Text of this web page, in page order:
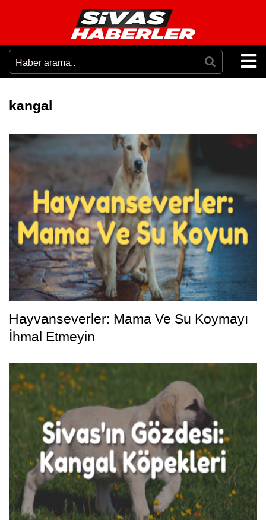
kangal
Hayvanseverler: Mama Ve Su Koymayı
İhmal Etmeyin